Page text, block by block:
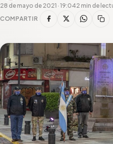
28 de mayo de 2021 · 19:042 min de
COMPARTIR